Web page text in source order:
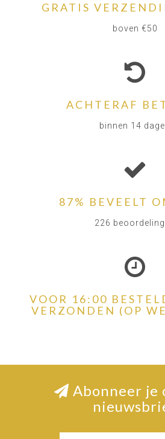
GRATIS
boven €50
ACHTERAF
binnen 14
87% BEVEELT
226
VOOR 16:00
VERZONDEN (OP
Abonneer je